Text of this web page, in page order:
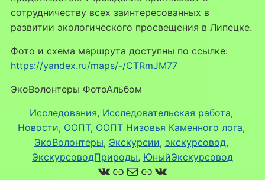
сотрудничеству всех заинтересованных в
развитии экологического просвещения в Липецке.
Фото и схема маршрута доступны по ссылке:
https://yandex.ru/maps/-/CTRmJM77
ЭкоВолонтеры ФотоАльбом
Исследования, Исследовательская работа
Новости, ООПТ, ООПТ Низовья Каменного лога
ЭкоВолонтеры, Экскурсии, экскурсовод
ЭкскурсоводПрироды, ЮныйЭкскурсовод
ВКонтакте
Ссылка
Почта
Ссылка
ВКонтакте